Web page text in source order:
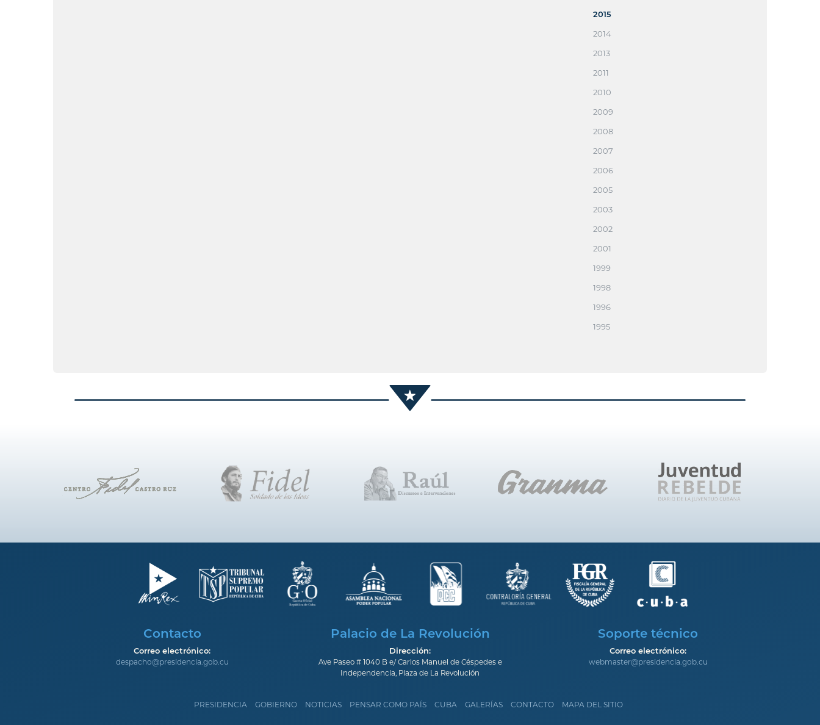
2015
2014
2013
2011
2010
2009
2008
2007
2006
2005
2003
2002
2001
1999
1998
1996
1995
Contacto
Correo electrónico:
despacho@presidencia.gob.cu
Palacio de La Revolución
Dirección:
Ave Paseo # 1040 B e/ Carlos Manuel de Céspedes e
Independencia, Plaza de La Revolución
Soporte técnico
Correo electrónico:
webmaster@presidencia.gob.cu
PRESIDENCIA GOBIERNO NOTICIAS PENSAR COMO PAÍS CUBA GALERÍAS CONTACTO MAPA DEL SITIO